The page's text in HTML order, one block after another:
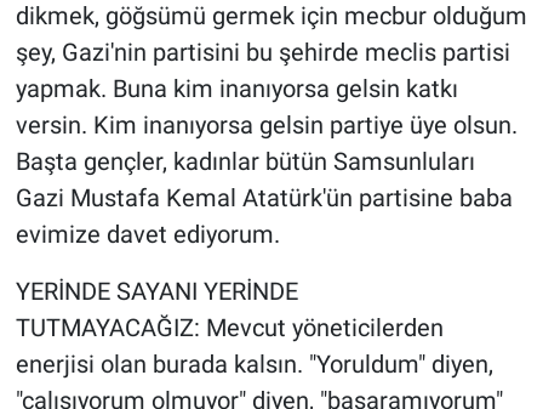
dikmek, göğsümü germek için mecbur olduğum
şey, Gazi'nin partisini bu şehirde meclis partisi
yapmak. Buna kim inanıyorsa gelsin katkı
versin. Kim inanıyorsa gelsin partiye üye olsun.
Başta gençler, kadınlar bütün Samsunluları
Gazi Mustafa Kemal Atatürk'ün partisine baba
evimize davet ediyorum.
YERİNDE SAYANI YERİNDE
TUTMAYACAĞIZ: Mevcut yöneticilerden
enerjisi olan burada kalsın. "Yoruldum" diyen,
"çalışıyorum olmuyor" diyen, "başaramıyorum"